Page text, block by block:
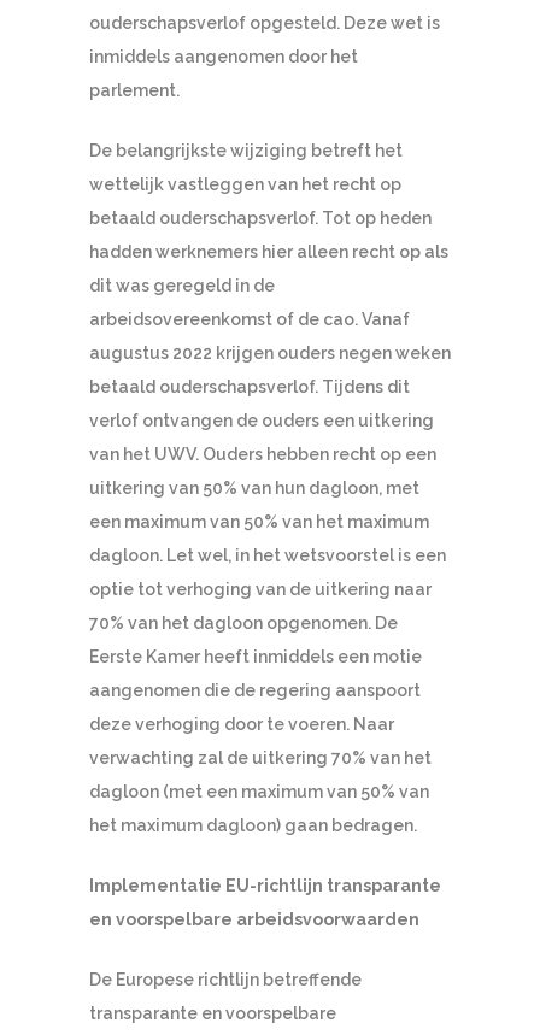
ouderschapsverlof opgesteld. Deze wet is
inmiddels aangenomen door het
parlement.
De belangrijkste wijziging betreft het
wettelijk vastleggen van het recht op
betaald ouderschapsverlof. Tot op heden
hadden werknemers hier alleen recht op als
dit was geregeld in de
arbeidsovereenkomst of de cao. Vanaf
augustus 2022 krijgen ouders negen weken
betaald ouderschapsverlof. Tijdens dit
verlof ontvangen de ouders een uitkering
van het UWV. Ouders hebben recht op een
uitkering van 50% van hun dagloon, met
een maximum van 50% van het maximum
dagloon. Let wel, in het wetsvoorstel is een
optie tot verhoging van de uitkering naar
70% van het dagloon opgenomen. De
Eerste Kamer heeft inmiddels een motie
aangenomen die de regering aanspoort
deze verhoging door te voeren. Naar
verwachting zal de uitkering 70% van het
dagloon (met een maximum van 50% van
het maximum dagloon) gaan bedragen.
Implementatie EU-richtlijn transparante
en voorspelbare arbeidsvoorwaarden
De Europese richtlijn betreffende
transparante en voorspelbare